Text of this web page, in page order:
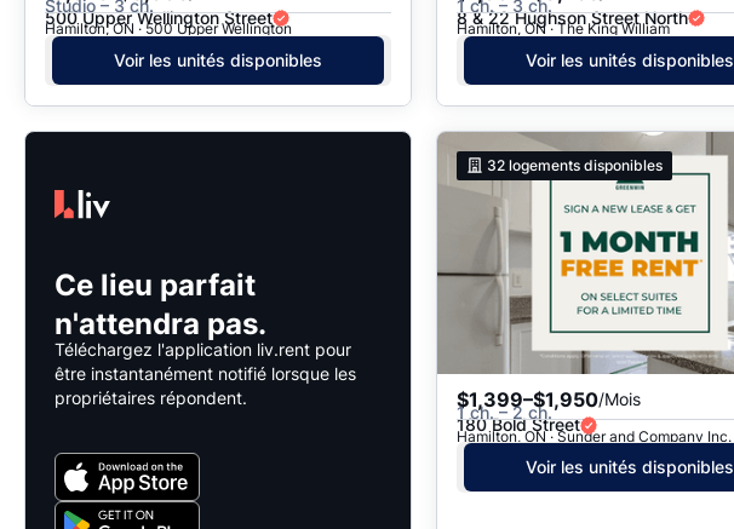
Studio – 3 ch.
500 Upper Wellington Street
Hamilton, ON · 500 Upper Wellington
Voir les unités disponibles
1 ch. – 3 ch.
8 & 22 Hughson Street North
Hamilton, ON · The King William
Voir les unités disponibles
Ce lieu parfait
n'attendra pas.
Téléchargez l'application liv.rent pour
être instantanément notifié lorsque les
propriétaires répondent.
32 logements disponibles
$1,399–$1,950/Mois
1 ch. – 2 ch.
180 Bold Street
Voir les unités disponibles